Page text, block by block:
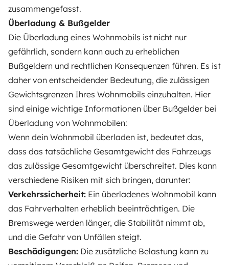
zusammengefasst.
Überladung & Bußgelder
Die Überladung eines Wohnmobils ist nicht nur
gefährlich, sondern kann auch zu erheblichen
Bußgeldern und rechtlichen Konsequenzen führen. Es ist
daher von entscheidender Bedeutung, die zulässigen
Gewichtsgrenzen Ihres Wohnmobils einzuhalten. Hier
sind einige wichtige Informationen über Bußgelder bei
Überladung von Wohnmobilen:
Wenn dein Wohnmobil überladen ist, bedeutet das,
dass das tatsächliche Gesamtgewicht des Fahrzeugs
das zulässige Gesamtgewicht überschreitet. Dies kann
verschiedene Risiken mit sich bringen, darunter:
Verkehrssicherheit: Ein überladenes Wohnmobil kann
das Fahrverhalten erheblich beeinträchtigen. Die
Bremswege werden länger, die Stabilität nimmt ab,
und die Gefahr von Unfällen steigt.
Beschädigungen: Die zusätzliche Belastung kann zu